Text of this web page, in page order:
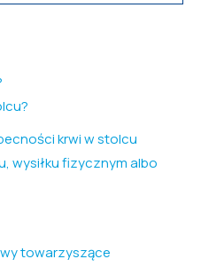
krwi w stolcu
wysiłku fizycznym albo
towarzyszące